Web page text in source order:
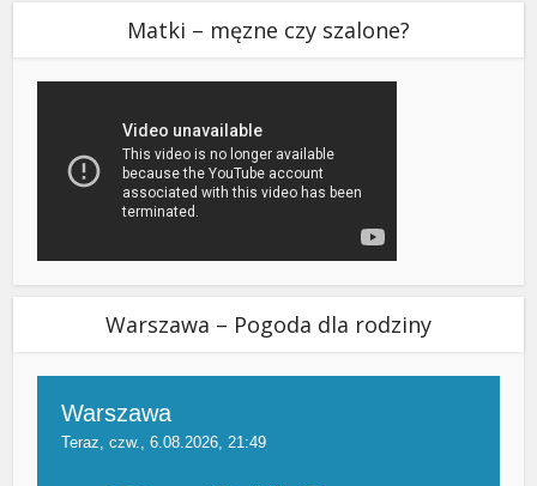
Matki – męzne czy szalone?
Warszawa – Pogoda dla rodziny